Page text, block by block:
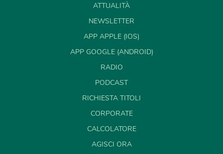
ATTUALITÀ
NEWSLETTER
APP APPLE (IOS)
APP GOOGLE (ANDROID)
RADIO
PODCAST
RICHIESTA TITOLI
CORPORATE
CALCOLATORE
AGISCI ORA